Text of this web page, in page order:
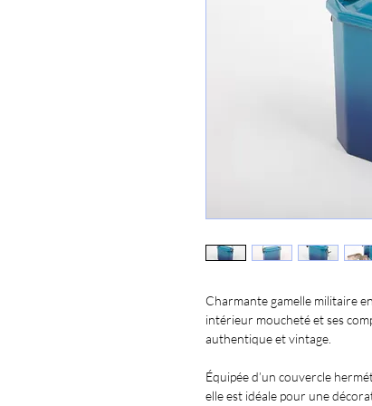
Charmante gamelle militaire
intérieur moucheté et ses
authentique et vintage.
Équipée d’un couvercle
elle est idéale pour une